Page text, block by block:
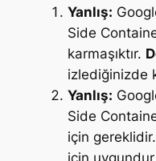
Yanlış:
Side
karmaşıktır.
izlediğinizde
Yanlış:
Side
için gereklidir.
için uygundur